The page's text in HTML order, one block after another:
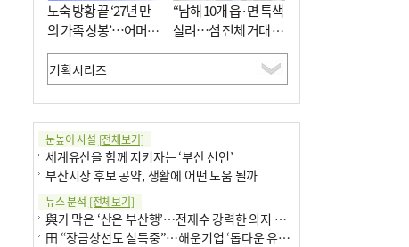
노숙 방황 끝 ‘27년 만
의 가족 상봉’…어머니
와 행복 꿈꿔
“남해 10개 읍·면 특색
살려…섬 전체 거대 정
원으로 조성”
눈높이 사설 [전체보기]
세계유산을 함께 지키자는 ‘부산 선언’
부산시장 후보 공약, 생활에 어떤 도움 될까
뉴스 분석 [전체보기]
與가 막은 ‘산은 부산행’…전재수 강력한 의지 표명 없인 공염불
田 “장금상선도 설득중”…해운기업 ‘톱다운 유치전’ 가속